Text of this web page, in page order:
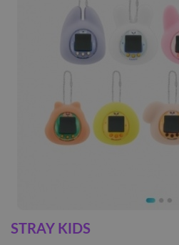
STRAY KIDS